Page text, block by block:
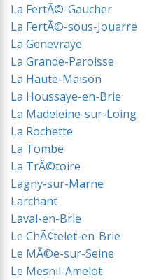
La FertÃ©-Gaucher
La FertÃ©-sous-Jouarre
La Genevraye
La Grande-Paroisse
La Haute-Maison
La Houssaye-en-Brie
La Madeleine-sur-Loing
La Rochette
La Tombe
La TrÃ©toire
Lagny-sur-Marne
Larchant
Laval-en-Brie
Le ChÃ¢telet-en-Brie
Le MÃ©e-sur-Seine
Le Mesnil-Amelot